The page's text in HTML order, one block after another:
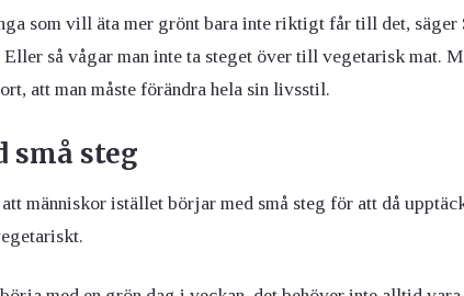
som vill äta mer grönt bara inte riktigt får till det, säger
Eller så vågar man inte ta steget över till vegetarisk mat.
att man måste förändra hela sin livsstil.
små steg
människor istället börjar med små steg för att då